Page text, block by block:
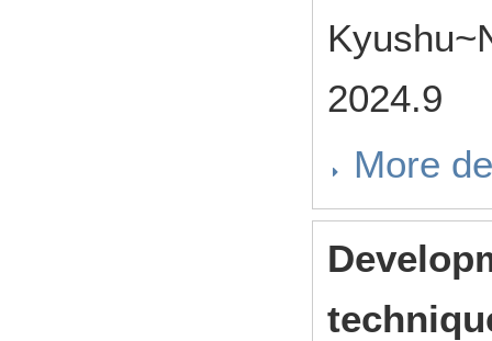
2024.9
More